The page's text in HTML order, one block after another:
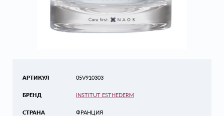
АРТИКУЛ
БРЕНД
СТРАНА
05V910303
INSTITUT ESTHEDERM
ФРАНЦИЯ